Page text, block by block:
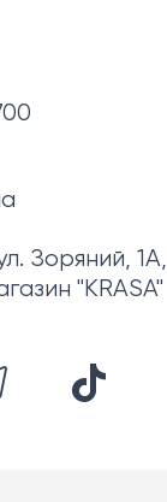
Зоряний, 1А,
"KRASA"